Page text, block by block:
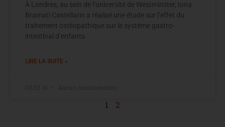
À Londres, au sein de l’université de Westminster, Iona
Bramati Castellarin a réalisé une étude sur l’effet du
traitement ostéopathique sur le système gastro-
intestinal d’enfants
LIRE LA SUITE »
1 2